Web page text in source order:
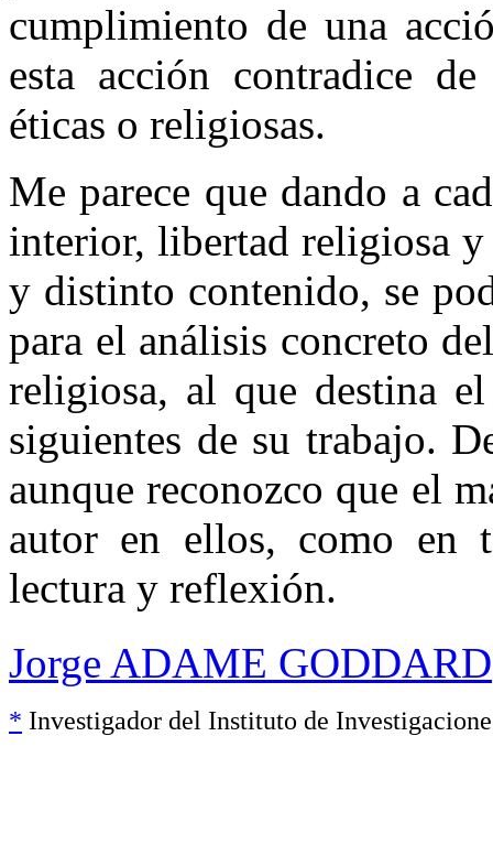
cumplimiento de una
esta acción contradice
éticas o religiosas.
Me parece que dando a
interior, libertad religiosa
y distinto contenido, se
para el análisis concreto
religiosa, al que destina
siguientes de su trabajo.
aunque reconozco que el
autor en ellos, como en
lectura y reflexión.
Jorge ADAME GODDARD
* Investigador del Instituto de